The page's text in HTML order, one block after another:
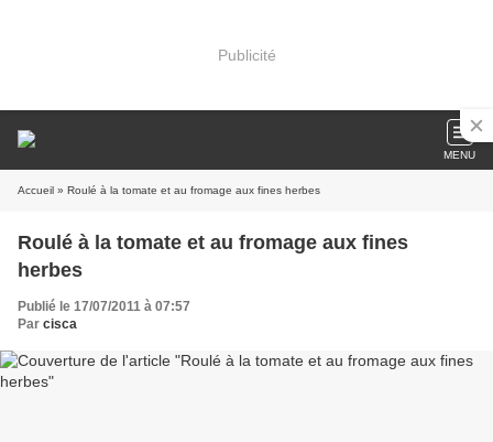
Publicité
MENU
Accueil » Roulé à la tomate et au fromage aux fines herbes
Roulé à la tomate et au fromage aux fines
herbes
Publié le 17/07/2011 à 07:57
Par cisca